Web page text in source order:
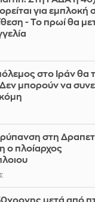
για εμπλοκή
- Το πρωί θα
στο Ιράν θα
μπορούν να
στη
ο πλοίαρχος